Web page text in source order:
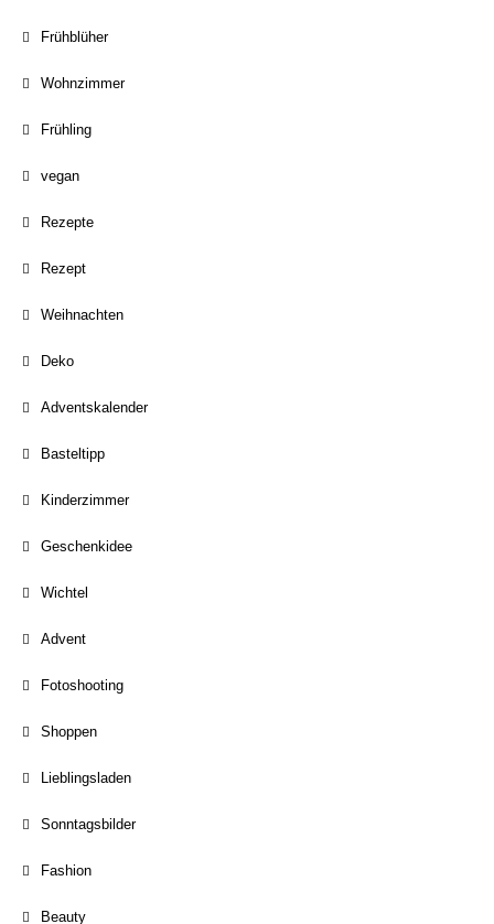
Frühblüher
Wohnzimmer
Frühling
vegan
Rezepte
Rezept
Weihnachten
Deko
Adventskalender
Basteltipp
Kinderzimmer
Geschenkidee
Wichtel
Advent
Fotoshooting
Shoppen
Lieblingsladen
Sonntagsbilder
Fashion
Beauty